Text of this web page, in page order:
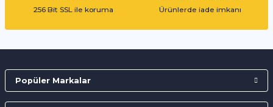
256 Bit SSL ile koruma
Ürünlerde iade imkanı
Popüler Markalar